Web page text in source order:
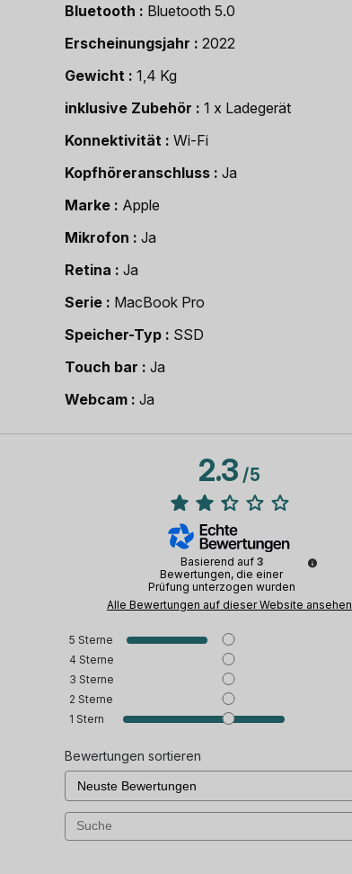
Bluetooth
Bluetooth 5.0
Erscheinungsjahr
2022
Gewicht
1,4 Kg
inklusive Zubehör
1 x Ladegerät
Konnektivität
Wi-Fi
Kopfhöreranschluss
Ja
Marke
Apple
Mikrofon
Ja
Retina
Ja
Serie
MacBook Pro
Speicher-Typ
SSD
Touch bar
Ja
Webcam
Ja
2.3/5
Basierend auf 3
Bewertungen, die einer
Prüfung unterzogen wurden
Alle Bewertungen auf dieser Website ansehen
5 Sterne
4 Sterne
3 Sterne
2 Sterne
1 Stern
Bewertungen sortieren